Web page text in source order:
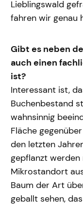
Lieblingswald
fahren wir genau
Gibt es neben
auch einen
ist?
Interessant ist,
Buchenbestand
wahnsinnig
Fläche
den letzten
gepflanzt werden
Mikrostandort
Baum der Art
geballt sehen,